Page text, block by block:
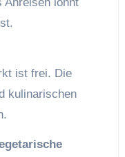
ist frei. Die
kulinarischen